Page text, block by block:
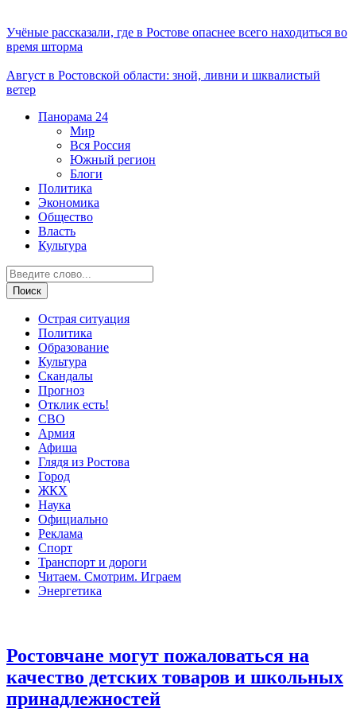
Учёные рассказали, где в Ростове опаснее всего находиться во
время шторма
Август в Ростовской области: зной, ливни и шквалистый
ветер
Панорама 24
Мир
Вся Россия
Южный регион
Блоги
Политика
Экономика
Общество
Власть
Культура
Острая ситуация
Политика
Образование
Культура
Скандалы
Прогноз
Отклик есть!
СВО
Армия
Афиша
Глядя из Ростова
Город
ЖКХ
Наука
Официально
Реклама
Спорт
Транспорт и дороги
Читаем. Смотрим. Играем
Энергетика
Ростовчане могут пожаловаться на
качество детских товаров и школьных
принадлежностей